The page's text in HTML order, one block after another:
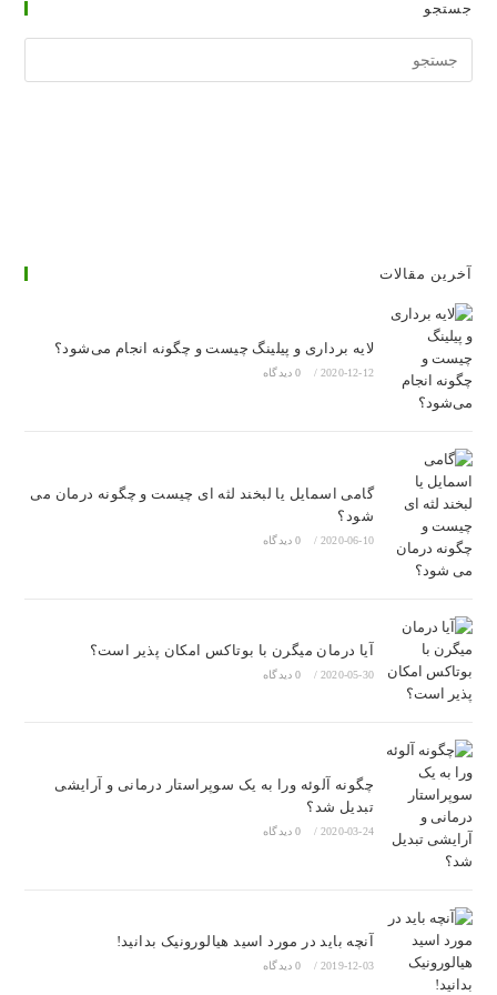
جستجو
وبسایت
آخرین مقالات
لایه برداری و پیلینگ چیست و چگونه انجام می‌شود؟
2020-12-12
/ 0 دیدگاه
گامی اسمایل یا لبخند لثه ای چیست و چگونه درمان می
شود؟
2020-06-10
/ 0 دیدگاه
آیا درمان میگرن با بوتاکس امکان پذیر است؟
2020-05-30
/ 0 دیدگاه
چگونه آلوئه ورا به یک سوپراستار درمانی و آرایشی
تبدیل شد؟
2020-03-24
/ 0 دیدگاه
آنچه باید در مورد اسید هیالورونیک بدانید!
2019-12-03
/ 0 دیدگاه